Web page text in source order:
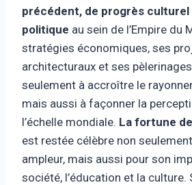
précédent, de progrès
politique au sein de l’Empire du
stratégies économiques, ses
architecturaux et ses
seulement à accroître le
mais aussi à façonner la
l’échelle mondiale. La fortune
est restée célèbre non
ampleur, mais aussi pour son
société, l’éducation et la culture.